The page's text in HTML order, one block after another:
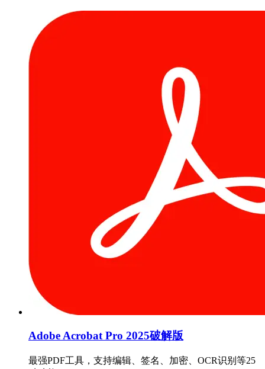
Adobe Acrobat Pro 2025破解版
最强PDF工具，支持编辑、签名、加密、OCR识别等25